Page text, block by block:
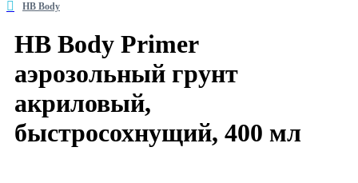
HB Body
HB Body Primer
аэрозольный грунт
акриловый,
быстросохнущий, 400 мл